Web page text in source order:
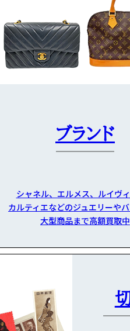
ブランド
シャネル、エルメス、ルイヴィ
カルティエなどのジュエリーや
大型商品まで高額買取中